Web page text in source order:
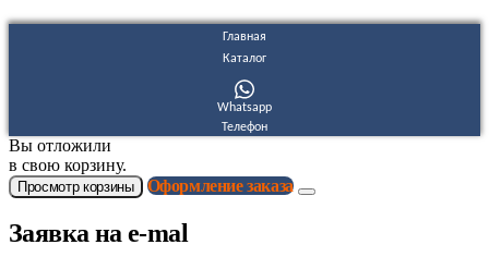
Главная
Каталог
Whatsapp
Телефон
Вы отложили
в свою корзину.
Просмотр корзины Оформление заказа
Заявка на e-mal